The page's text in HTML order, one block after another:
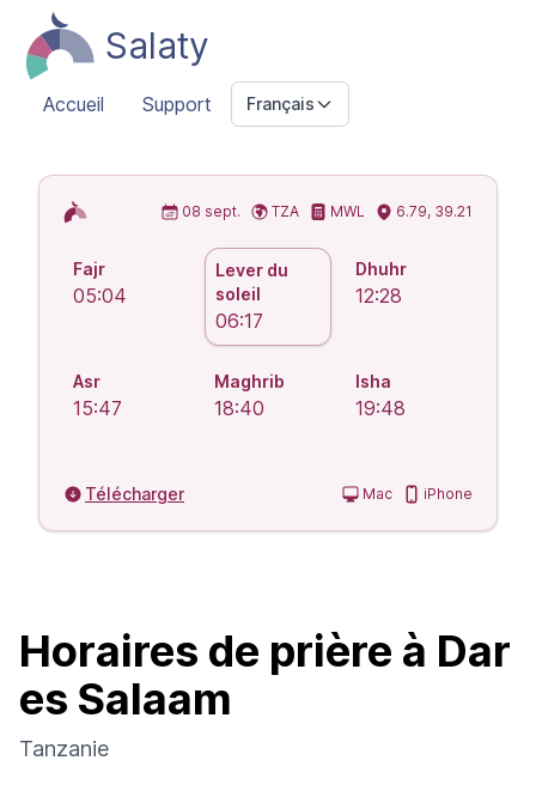
Salaty
Accueil Support Français
Horaires de prière islamiques
08 sept. TZA MWL 6.79, 39.21
Fajr
05:04
Lever du
soleil
06:17
Dhuhr
12:28
Asr
15:47
Maghrib
18:40
Isha
19:48
Télécharger Mac iPhone
Horaires de prière à Dar
es Salaam
Tanzanie